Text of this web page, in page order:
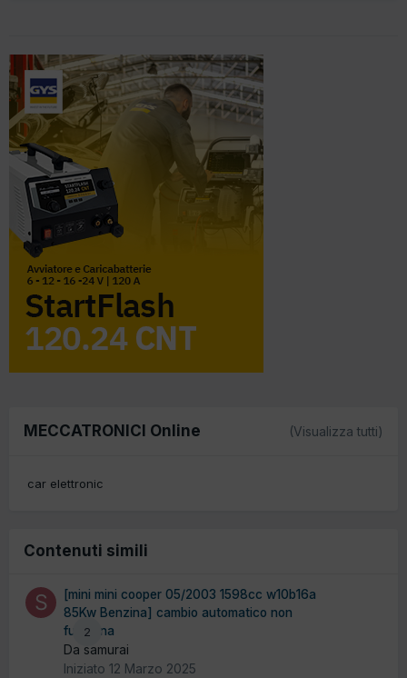
MECCATRONICI Online (Visualizza tutti)
car elettronic
Contenuti simili
2
[mini mini cooper 05/2003 1598cc w10b16a
85Kw Benzina] cambio automatico non
funziona
Da samurai
Iniziato 12 Marzo 2025